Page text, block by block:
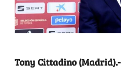
Tony Cittadino (Madrid).-